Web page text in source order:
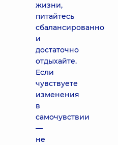
жизни,
питайтесь
сбалансированно
и
достаточно
отдыхайте.
Если
чувствуете
изменения
в
самочувствии
—
не